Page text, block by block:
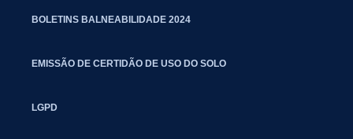
BOLETINS BALNEABILIDADE 2024
EMISSÃO DE CERTIDÃO DE USO DO SOLO
LGPD